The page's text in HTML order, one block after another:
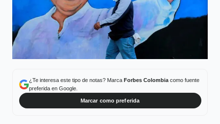
¿Te interesa este tipo de notas? Marca Forbes Colombiacomo fuente
preferida en Google.
Marcar como preferida